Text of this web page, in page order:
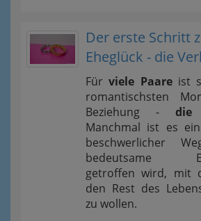
Der erste Schritt
Eheglück - die
Fürviele Paareist
romantischsten
Beziehung - die
Manchmal ist es
beschwerlicher
bedeutsame
getroffen wird, mit
den Rest des
zu wollen.